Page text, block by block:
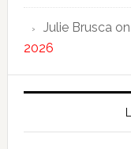
Julie Bruscaon
2026